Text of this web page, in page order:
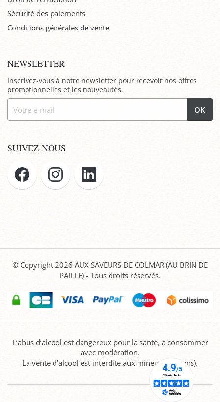
Sécurité des paiements
Conditions générales de vente
NEWSLETTER
Inscrivez-vous à notre newsletter pour recevoir nos offres
promotionnelles et les nouveautés.
OK
SUIVEZ-NOUS
© Copyright 2026 AUX SAVEURS DE COLMAR (AU BRIN DE
PAILLE) - Tous droits réservés.
L’abus d’alcool est dangereux pour la santé, à consommer
avec modération.
La vente d’alcool est interdite aux mineurs (-18 ans).